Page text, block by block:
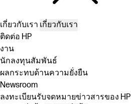
เกี่ยวกับเรา เกี่ยวกับเรา
ติดต่อ HP
งาน
นักลงทุนสัมพันธ์
ผลกระทบด้านความยั่งยืน
Newsroom
ลงทะเบียนรับจดหมายข่าวสารของ HP